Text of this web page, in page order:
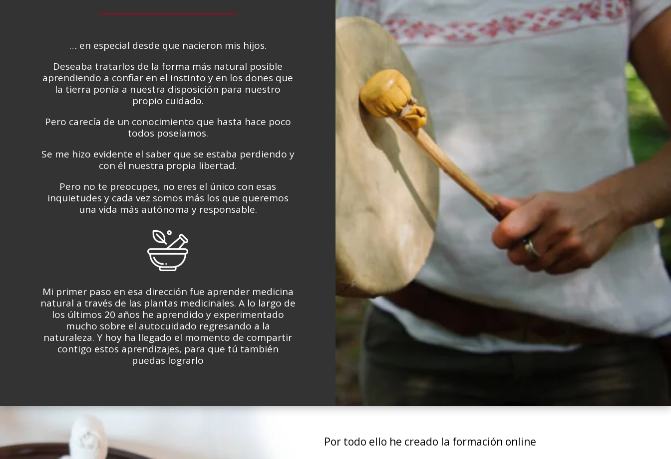
… en especial desde que nacieron mis hijos.
Deseaba tratarlos de la forma más natural posible
aprendiendo a confiar en el instinto y en los dones que
la tierra ponía a nuestra disposición para nuestro
propio cuidado.
Pero carecía de un conocimiento que hasta hace poco
todos poseíamos.
Se me hizo evidente el saber que se estaba perdiendo y
con él nuestra propia libertad.
Pero no te preocupes, no eres el único con esas
inquietudes y cada vez somos más los que queremos
una vida más autónoma y responsable.
Mi primer paso en esa dirección fue aprender medicina
natural a través de las plantas medicinales. A lo largo de
los últimos 20 años he aprendido y experimentado
mucho sobre el autocuidado regresando a la
naturaleza. Y hoy ha llegado el momento de compartir
contigo estos aprendizajes, para que tú también
puedas lograrlo
Por todo ello he creado la formación online